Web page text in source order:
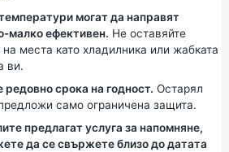
могат да направят
малко ефективен. Не оставяйте
места като хладилника или жабката
ви.
срока на годност. Остарял
само ограничена защита.
предлагат услуга за напомняне,
да се свържете близо до датата